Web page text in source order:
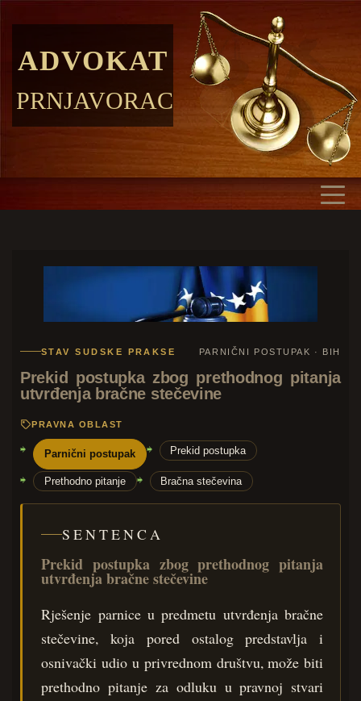
ADVOKAT
PRNJAVORAC
STAV SUDSKE PRAKSE PARNIČNI POSTUPAK · BIH
Prekid postupka zbog prethodnog pitanja
utvrđenja bračne stečevine
PRAVNA OBLAST
Parnični postupak Prekid postupka
Prethodno pitanje Bračna stečevina
SENTENCA
Prekid postupka zbog prethodnog pitanja
utvrđenja bračne stečevine
Rješenje parnice u predmetu utvrđenja bračne
stečevine, koja pored ostalog predstavlja i
osnivački udio u privrednom društvu, može biti
prethodno pitanje za odluku u pravnoj stvari